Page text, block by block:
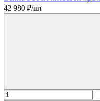
42 980 ₽/шт